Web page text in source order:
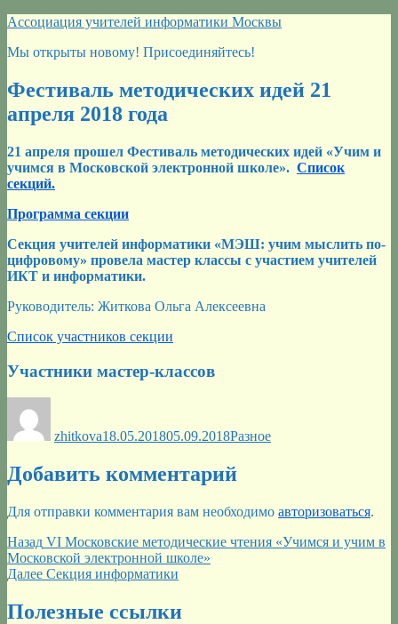
Перейти
содержимому
Ассоциация учителей информатики Москвы
Мы открыты новому! Присоединяйтесь!
Фестиваль методических идей 21
апреля 2018 года
21 апреля прошел Фестиваль методических идей «Учим и
учимся в Московской электронной школе». Список
секций.
Программа секции
Секция учителей информатики «МЭШ: учим мыслить по-
цифровому» провела мастер классы с участием учителей
ИКТ и информатики.
Руководитель: Житкова Ольга Алексеевна
Список участников секции
Участники мастер-классов
zhitkova18.05.201805.09.2018Разное
Добавить комментарий
Для отправки комментария вам необходимо авторизоваться.
Навигация
по
Назад Предыдущая
запись:
VI Московские методические чтения «Учимся и учим в
Московской электронной школе»
Далее Следующая
Секция информатики
Полезные ссылки